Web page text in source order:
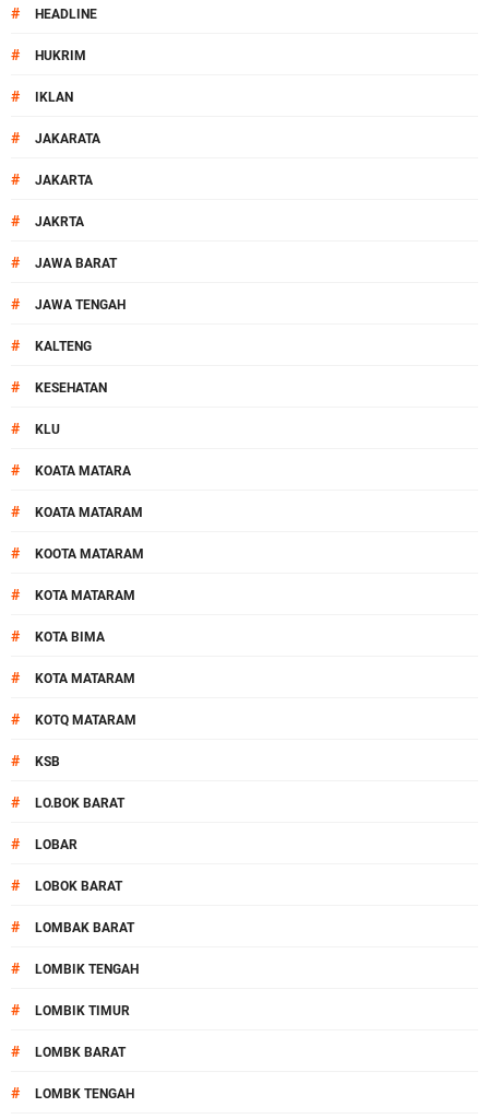
# HEADLINE
# HUKRIM
# IKLAN
# JAKARATA
# JAKARTA
# JAKRTA
# JAWA BARAT
# JAWA TENGAH
# KALTENG
# KESEHATAN
# KLU
# KOATA MATARA
# KOATA MATARAM
# KOOTA MATARAM
# KOTA MATARAM
# KOTA BIMA
# KOTA MATARAM
# KOTQ MATARAM
# KSB
# LO.BOK BARAT
# LOBAR
# LOBOK BARAT
# LOMBAK BARAT
# LOMBIK TENGAH
# LOMBIK TIMUR
# LOMBK BARAT
# LOMBK TENGAH